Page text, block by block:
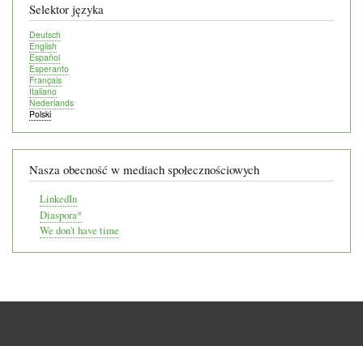
Selektor języka
Deutsch
English
Español
Esperanto
Français
Italiano
Nederlands
Polski
Nasza obecność w mediach społecznościowych
LinkedIn
Diaspora*
We don't have time